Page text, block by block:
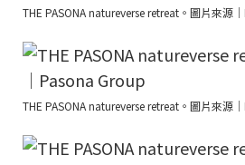
THE PASONA natureverse retreat。圖片來源
THE PASONA natureverse retreat。圖片來源